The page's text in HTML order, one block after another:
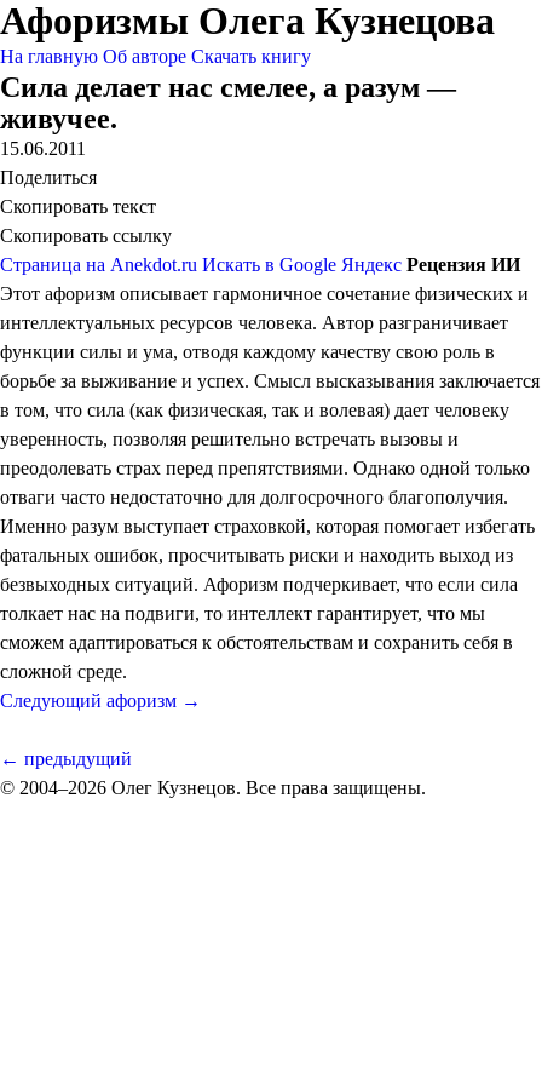
Афоризмы Олега Кузнецова
На главную Об авторе Скачать книгу
Сила делает нас смелее, а разум —
живучее.
15.06.2011
Поделиться
Скопировать текст
Скопировать ссылку
Страница на Anekdot.ru Искать в Google Яндекс Рецензия ИИ
Этот афоризм описывает гармоничное сочетание физических и
интеллектуальных ресурсов человека. Автор разграничивает
функции силы и ума, отводя каждому качеству свою роль в
борьбе за выживание и успех. Смысл высказывания заключается
в том, что сила (как физическая, так и волевая) дает человеку
уверенность, позволяя решительно встречать вызовы и
преодолевать страх перед препятствиями. Однако одной только
отваги часто недостаточно для долгосрочного благополучия.
Именно разум выступает страховкой, которая помогает избегать
фатальных ошибок, просчитывать риски и находить выход из
безвыходных ситуаций. Афоризм подчеркивает, что если сила
толкает нас на подвиги, то интеллект гарантирует, что мы
сможем адаптироваться к обстоятельствам и сохранить себя в
сложной среде.
Следующий афоризм →
← предыдущий
© 2004–2026 Олег Кузнецов. Все права защищены.